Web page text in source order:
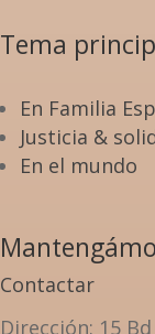
Tema
En Familia
Justicia &
En el mundo
Contactar
Dirección: 15